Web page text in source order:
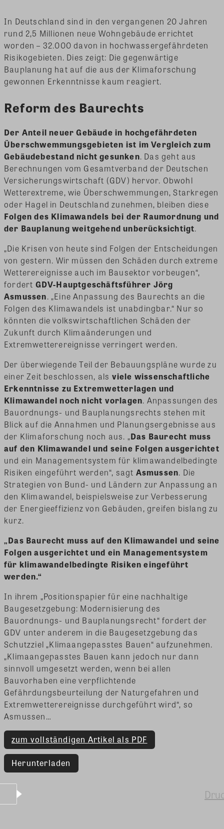
In Deutschland sind in den vergangenen 20 Jahren
rund 2,5 Millionen neue Wohngebäude errichtet
worden – 32.000 davon in hochwassergefährdeten
Risikogebieten. Dies zeigt: Die gegenwärtige
Bauplanung hat auf die aus der Klimaforschung
gewonnen Erkenntnisse kaum reagiert.
Reform des Baurechts
Der Anteil neuer Gebäude in hochgefährdeten
Überschwemmungsgebieten ist im Vergleich zum
Gebäudebestand nicht gesunken. Das geht aus
Berechnungen vom Gesamtverband der Deutschen
Versicherungswirtschaft (GDV) hervor. Obwohl
Wetterextreme, wie Überschwemmungen, Starkregen
oder Hagel in Deutschland zunehmen, bleiben diese
Folgen des Klimawandels bei der Raumordnung und
der Bauplanung weitgehend unberücksichtigt.
„Die Krisen von heute sind Folgen der Entscheidungen
von gestern. Wir müssen den Schäden durch extreme
Wetterereignisse auch im Bausektor vorbeugen“,
fordert GDV-Hauptgeschäftsführer Jörg
Asmussen. „Eine Anpassung des Baurechts an die
Folgen des Klimawandels ist unabdingbar.“ Nur so
könnten die volkswirtschaftlichen Schäden der
Zukunft durch Klimaänderungen und
Extremwetterereignisse verringert werden.
Der überwiegende Teil der Bebauungspläne wurde zu
einer Zeit beschlossen, als viele wissenschaftliche
Erkenntnisse zu Extremwetterlagen und
Klimawandel noch nicht vorlagen. Anpassungen des
Bauordnungs- und Bauplanungsrechts stehen mit
Blick auf die Annahmen und Planungsergebnisse aus
der Klimaforschung noch aus. „Das Baurecht muss
auf den Klimawandel und seine Folgen ausgerichtet
und ein Managementsystem für klimawandelbedingte
Risiken eingeführt werden“, sagt Asmussen. Die
Strategien von Bund- und Ländern zur Anpassung an
den Klimawandel, beispielsweise zur Verbesserung
der Energieeffizienz von Gebäuden, greifen bislang zu
kurz.
„Das Baurecht muss auf den Klimawandel und seine
Folgen ausgerichtet und ein Managementsystem
für klimawandelbedingte Risiken eingeführt
werden.“
In ihrem „Positionspapier für eine nachhaltige
Baugesetzgebung: Modernisierung des
Bauordnungs- und Bauplanungsrecht“ fordert der
GDV unter anderem in die Baugesetzgebung das
Schutzziel „Klimaangepasstes Bauen“ aufzunehmen.
„Klimaangepasstes Bauen kann jedoch nur dann
sinnvoll umgesetzt werden, wenn bei allen
Bauvorhaben eine verpflichtende
Gefährdungsbeurteilung der Naturgefahren und
Extremwetterereignisse durchgeführt wird“, so
Asmussen…
zum vollständigen Artikel als PDF
Herunterladen